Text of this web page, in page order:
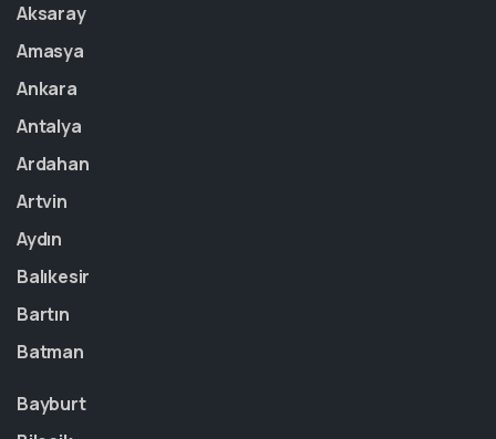
Aksaray
Amasya
Ankara
Antalya
Ardahan
Artvin
Aydın
Balıkesir
Bartın
Batman
Bayburt